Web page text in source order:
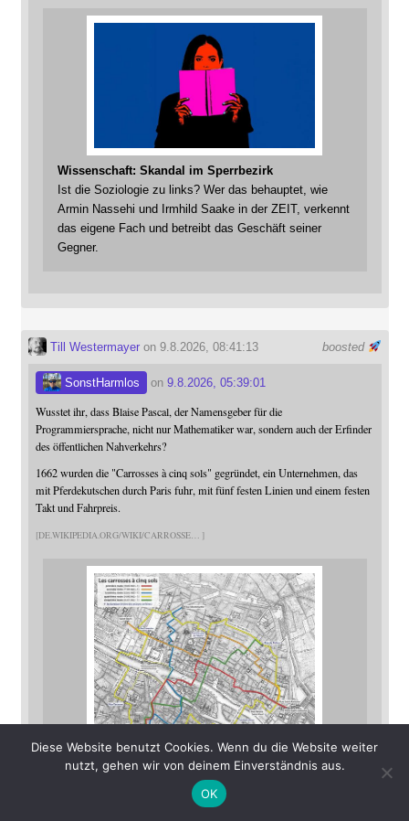
Wissenschaft: Skandal im Sperrbezirk
Ist die Soziologie zu links? Wer das behauptet, wie
Armin Nassehi und Irmhild Saake in der ZEIT, verkennt
das eigene Fach und betreibt das Geschäft seiner
Gegner.
boosted
Till Westermayeron 9.8.2026, 08:41:13
SonstHarmlos on 9.8.2026, 05:39:01
Wusstet ihr, dass Blaise Pascal, der Namensgeber für die
Programmiersprache, nicht nur Mathematiker war, sondern auch der Erfinder
des öffentlichen Nahverkehrs?
1662 wurden die "Carrosses à cinq sols" gegründet, ein Unternehmen, das
mit Pferdekutschen durch Paris fuhr, mit fünf festen Linien und einem festen
Takt und Fahrpreis.
DE.WIKIPEDIA.ORG/WIKI/CARROSSE
Carrosses à cinq sols – Wikipedia
Diese Website benutzt Cookies. Wenn du die Website weiter
nutzt, gehen wir von deinem Einverständnis aus.
OK